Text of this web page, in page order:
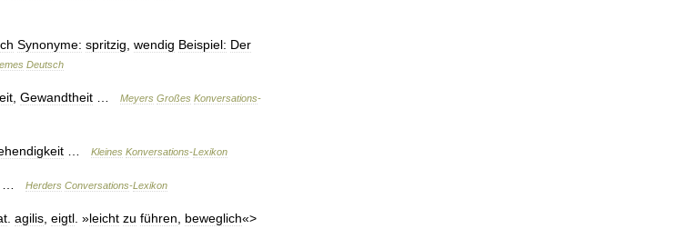
Synonyme: spritzig wendig Beispiel: Der
Deutsch
Gewandtheit Meyers Großes Konversations-
Kleines Konversations-Lexikon
Herders Conversations-Lexikon
agilis eigtl . »leicht zu führen beweglich«>